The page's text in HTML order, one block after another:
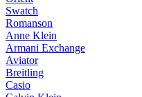
Swatch
Romanson
Anne Klein
Armani Exchange
Aviator
Breitling
Casio